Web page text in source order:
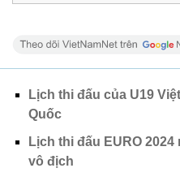
Lịch thi đấu của U19
Quốc
Lịch thi đấu EURO
vô địch